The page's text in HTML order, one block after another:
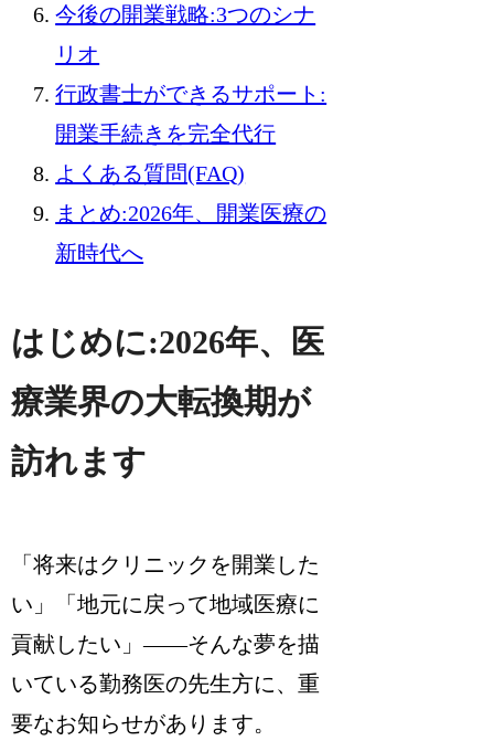
今後の開業戦略:3つのシナ
リオ
行政書士ができるサポート:
開業手続きを完全代行
よくある質問(FAQ)
まとめ:2026年、開業医療の
新時代へ
はじめに:2026年、医
療業界の大転換期が
訪れます
「将来はクリニックを開業した
い」「地元に戻って地域医療に
貢献したい」——そんな夢を描
いている勤務医の先生方に、重
要なお知らせがあります。